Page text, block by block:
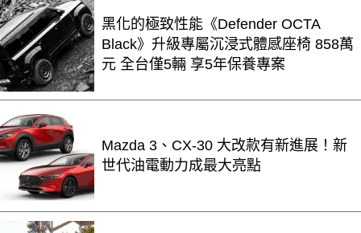
黑化的極致性能《Defender OCTA
Black》升級專屬沉浸式體感座椅 858萬
元 全台僅5輛 享5年保養專案
Mazda 3、CX-30 大改款有新進展！新
世代油電動力成最大亮點